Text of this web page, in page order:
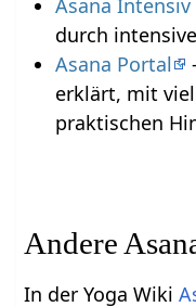
Asana Intensiv
durch
Asana Portal
erklärt, mit
praktischen
Andere
In der Yoga Wiki